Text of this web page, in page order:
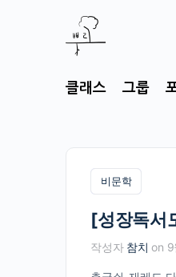
클래스 그룹
비문학
[성장독서
작성자 참치 on 9